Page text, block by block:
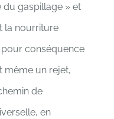
gaspillage » et
la nourriture
conséquence
même un rejet,
de
en